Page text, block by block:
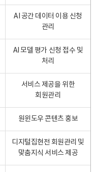
AI 공간 데이터 이용 신청
관리
AI 모델 평가 신청 접수 및
처리
서비스 제공을 위한
회원관리
원윈도우 콘텐츠 홍보
디지털집현전 회원관리 및
맞춤지식 서비스 제공